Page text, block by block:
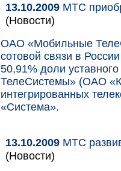
13.10.2009 МТС
(Новости)
ОАО «Мобильные
сотовой связи в
50,91% доли
ТелеСистемы» (ОАО
интегрированных
«Система».
13.10.2009 МТС
(Новости)